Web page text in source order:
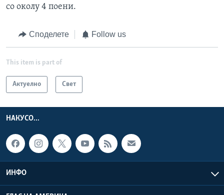
со околу 4 поени.
Споделете Follow us
This item is part of
Актуелно Свет
НАКУСО...
ИНФО